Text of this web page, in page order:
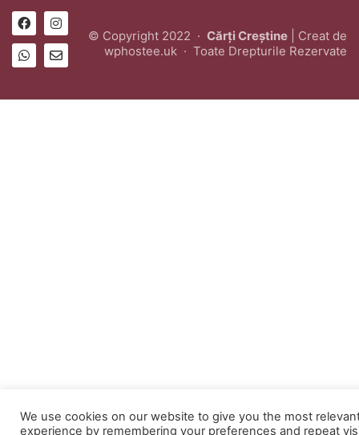
© Copyright 2022 · Cărți Creștine | Creat de
wphostee.uk · Toate Drepturile Rezervate
We use cookies on our website to give you the most
experience by remembering your preferences and repeat